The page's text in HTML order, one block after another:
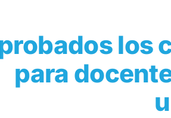
los
para